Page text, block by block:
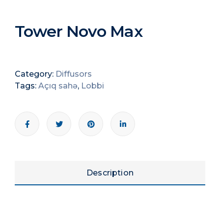
Tower Novo Max
Category: Diffusors
Tags: Açıq sahə, Lobbi
Description